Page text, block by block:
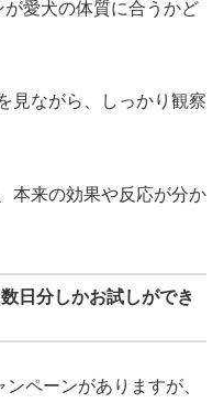
愛犬の体質に合うかど
見ながら、しっかり観察
本来の効果や反応が分か
日分しかお試しができ
ペーンがありますが、